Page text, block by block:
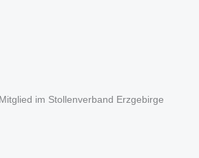
im Stollenverband Erzgebirge